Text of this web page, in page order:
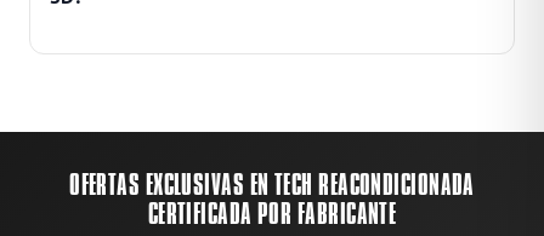
OFERTAS EXCLUSIVAS EN TECH REACONDICIONADA
CERTIFICADA POR FABRICANTE